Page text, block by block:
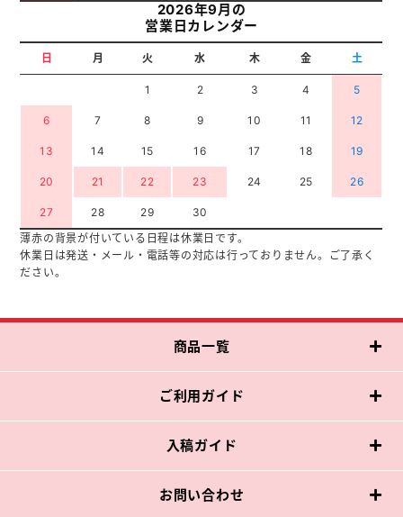
2026年9月の
営業日カレンダー
日 月 火 水 木 金 土
1 2 3 4 5
6 7 8 9 10 11 12
13 14 15 16 17 18 19
20 21 22 23 24 25 26
27 28 29
30
薄赤の背景が付いている日程は休業日です。
休業日は発送・メール・電話等の対応は行っておりません。ご了承く
ださい。
商品一覧
ご利用ガイド
入稿ガイド
お問い合わせ